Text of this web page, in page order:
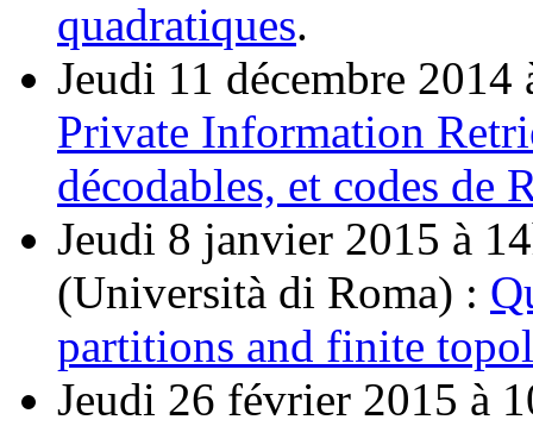
quadratiques.
Jeudi 11 décembre
Private Information
décodables, et codes de
Jeudi 8 janvier 2015 à
(Università di Roma) :
partitions and finite
Jeudi 26 février 2015 à